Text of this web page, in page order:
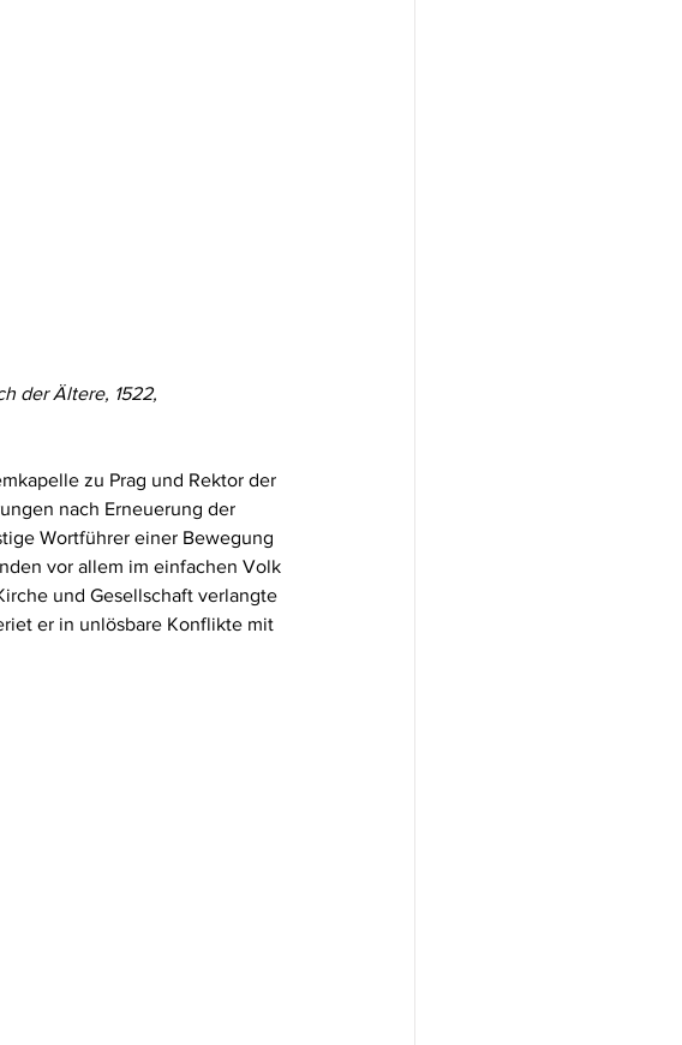
der Ältere, 1522,
zu Prag und Rektor der
nach Erneuerung der
Wortführer einer Bewegung
vor allem im einfachen Volk
und Gesellschaft verlangte
er in unlösbare Konflikte mit